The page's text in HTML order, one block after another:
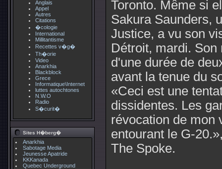
Anglais
Appel
Autres
Citations
�cologie
International
Millitantisme
Recettes v�g�
Th�orie
Video
Anarkhia
Blackblock
Grece
Informatique\Internet
luttes autochtones
N.W.O
Radio
S�curit�
Sites H�berg�
Anarkhia
Sabotage Media
Jeunesse Apatride
KKKanada
Quebec Underground
Toronto. Même si
Sakura Saunders,
Justice, a vu son
Détroit, mardi.
d'une durée de
avant la tenue du
«Ceci est une
dissidentes. Les
révocation de mon
entourant le G-
The Spoke.